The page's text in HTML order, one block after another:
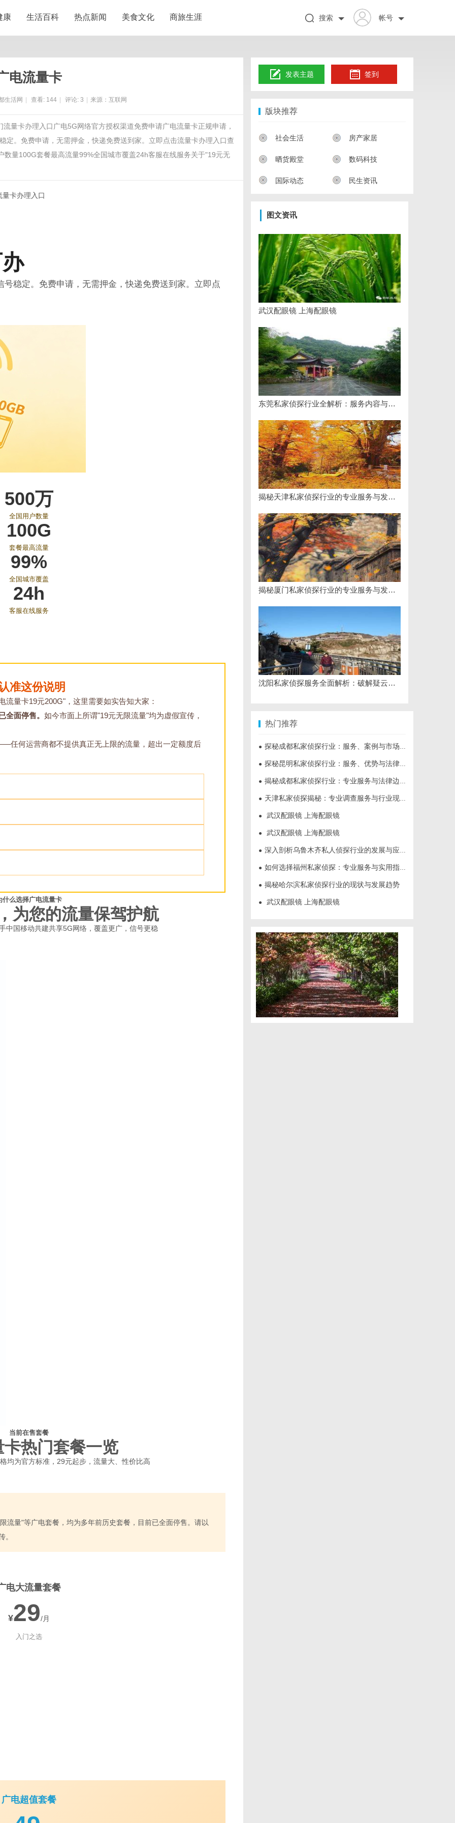
康 生活百科 热点新闻 美食文化 商旅生涯 帐号
搜索
电流量卡
生活网 查看: 144 评论: 3 来源：互联网
量卡办理入口广电5G网络官方授权渠道免费申请广电流量卡正规申请，
定。免费申请，无需押金，快递免费送到家。立即点击流量卡办理入口查
量100G套餐最高流量99%全国城市覆盖24h客服在线服务关于"19元无
量卡办理入口
稳定。免费申请，无需押金，快递免费送到家。立即点
500万
全国用户数量
100G
套餐最高流量
99%
全国城市覆盖
24h
客服在线服务
准这份说明
量卡19元200G"，这里需要如实告知大家：
全面停售。 如今市面上所谓"19元无限流量"均为虚假宣传，
任何运营商都不提供真正无上限的流量，超出一定额度后
什么选择广电流量卡
为您的流量保驾护航
中国移动共建共享5G网络，覆盖更广，信号更稳
当前在售套餐
热门套餐一览
均为官方标准，29元起步，流量大、性价比高
流量"等广电套餐，均为多年前历史套餐，目前已全面停售。请以
。
电大流量套餐
¥29/月
入门之选
广电超值套餐
发表主题 签到
版块推荐
社会生活 房产家居
晒货殿堂 数码科技
国际动态 民生资讯
图文资讯
武汉配眼镜 上海配眼镜
东莞私家侦探行业全解析：服务内容与法律边界详解
揭秘天津私家侦探行业的专业服务与发展趋势
揭秘厦门私家侦探行业的专业服务与发展趋势
沈阳私家侦探服务全面解析：破解疑云，守护真相的专家助力
热门推荐
● 探秘成都私家侦探行业：服务、案例与市场现状全面解析
● 探秘昆明私家侦探行业：服务、优势与法律守护
● 揭秘成都私家侦探行业：专业服务与法律边界解析
● 天津私家侦探揭秘：专业调查服务与行业现状详细解析
● 武汉配眼镜 上海配眼镜
● 武汉配眼镜 上海配眼镜
● 深入剖析乌鲁木齐私人侦探行业的发展与应用现状
● 如何选择福州私家侦探：专业服务与实用指南详解
● 揭秘哈尔滨私家侦探行业的现状与发展趋势
● 武汉配眼镜 上海配眼镜